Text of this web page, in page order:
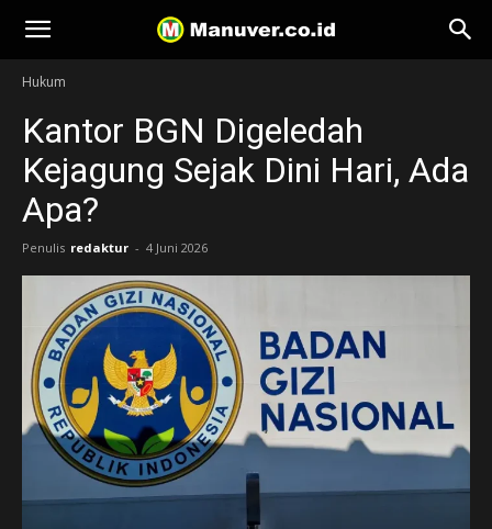
Manuver
Hukum
Kantor BGN Digeledah
Kejagung Sejak Dini Hari, Ada
Apa?
Penulis redaktur - 4 Juni 2026